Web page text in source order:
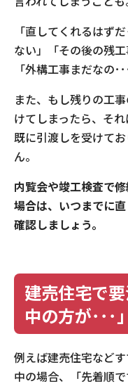
「直してくれるはず
ない」「その後の残
「外構工事まだなの･
また、もし残りの工
けてしまったら、そ
既に引渡しを受けて
ん。
内覧会や竣工検査で
場合は、いつまでに
確認しましょう。
建売住宅で
中の方が･･･」
例えば建売住宅など
中の場合、「先着順